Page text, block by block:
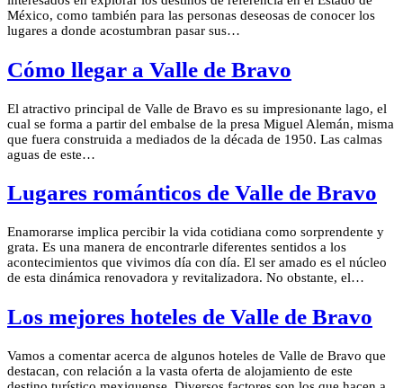
México, como también para las personas deseosas de conocer los
lugares a donde acostumbran pasar sus…
Cómo llegar a Valle de Bravo
El atractivo principal de Valle de Bravo es su impresionante lago, el
cual se forma a partir del embalse de la presa Miguel Alemán, misma
que fuera construida a mediados de la década de 1950. Las calmas
aguas de este…
Lugares románticos de Valle de Bravo
Enamorarse implica percibir la vida cotidiana como sorprendente y
grata. Es una manera de encontrarle diferentes sentidos a los
acontecimientos que vivimos día con día. El ser amado es el núcleo
de esta dinámica renovadora y revitalizadora. No obstante, el…
Los mejores hoteles de Valle de Bravo
Vamos a comentar acerca de algunos hoteles de Valle de Bravo que
destacan, con relación a la vasta oferta de alojamiento de este